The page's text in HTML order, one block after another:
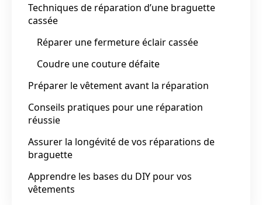
Techniques de réparation d’une braguette
cassée
Réparer une fermeture éclair cassée
Coudre une couture défaite
Préparer le vêtement avant la réparation
Conseils pratiques pour une réparation
réussie
Assurer la longévité de vos réparations de
braguette
Apprendre les bases du DIY pour vos
vêtements